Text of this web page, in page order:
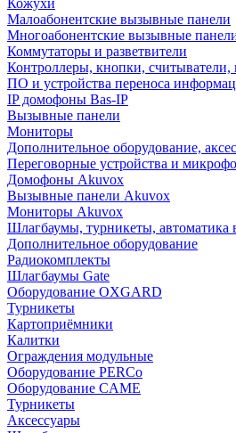
Кожухи
Малоабонентские вызывные панели
Многоабонентские вызывные
Коммутаторы и разветвители
Контроллеры, кнопки, считыватели,
ПО и устройства переноса
IP домофоны Bas-IP
Вызывные панели
Мониторы
Дополнительное оборудование,
Переговорные устройства и
Домофоны Akuvox
Вызывные панели Akuvox
Мониторы Akuvox
Шлагбаумы, турникеты, автоматика
Дополнительное оборудование
Радиокомплекты
Шлагбаумы Gate
Оборудование OXGARD
Турникеты
Картоприёмники
Калитки
Ограждения модульные
Оборудование PERCo
Оборудование CAME
Турникеты
Аксессуары